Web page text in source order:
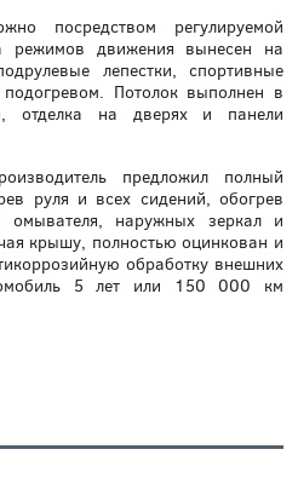
посредством регулируемой
режимов движения вынесен на
лепестки, спортивные
Потолок выполнен в
отделка на дверях и панели
предложил полный
руля и всех сидений, обогрев
омывателя, наружных зеркал и
крышу, полностью оцинкован и
обработку внешних
5 лет или 150 000 км